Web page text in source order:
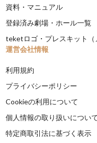
資料・マニュアル
登録済み劇場・ホール一覧
teketロゴ・プレスキット（
運営会社情報
利用規約
プライバシーポリシー
Cookieの利用について
個人情報の取り扱いについ
特定商取引法に基づく表示